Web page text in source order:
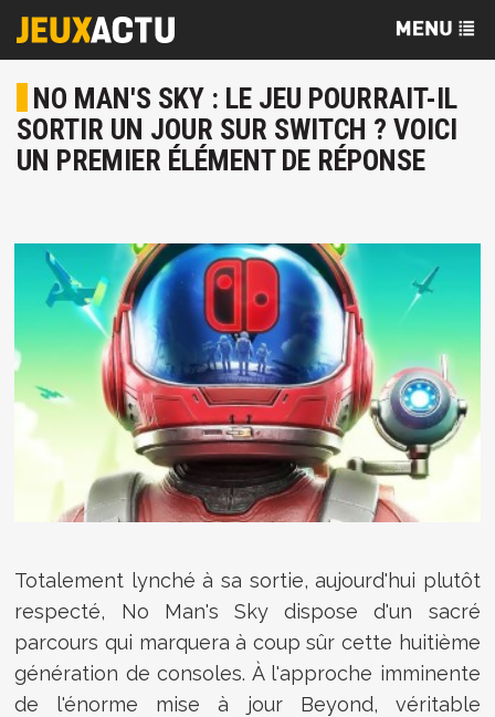
NO MAN'S SKY : LE JEU POURRAIT-IL
SORTIR UN JOUR SUR SWITCH ? VOICI
UN PREMIER ÉLÉMENT DE RÉPONSE
Totalement lynché à sa sortie, aujourd'hui plutôt
respecté, No Man's Sky dispose d'un sacré
parcours qui marquera à coup sûr cette huitième
génération de consoles. À l'approche imminente
de l'énorme mise à jour Beyond, véritable